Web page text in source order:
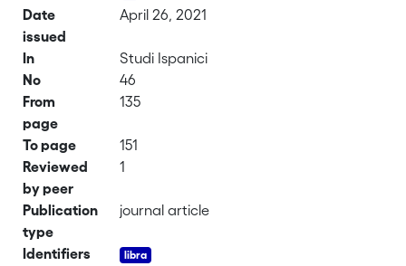
Date
issued
April 26, 2021
In
Studi Ispanici
No
46
From
page
135
To page
151
Reviewed
by peer
1
Publication
type
journal article
Identifiers